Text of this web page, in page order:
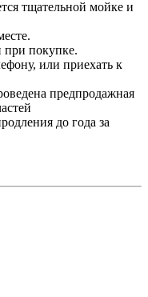
тщательной мойке и
при покупке.
или приехать к
предпродажная
до года за